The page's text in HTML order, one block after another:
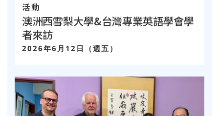
活動
澳洲西雪梨大學&台灣專業英語學會學
者來訪
2026年6月12日（週五）